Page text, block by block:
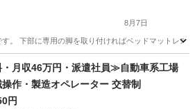
8月7日
。 下部に専用の脚を取り付ければベッドマットレ
寝具
月収46万円・派遣社員≫自動車系工場
作・製造オペレーター 交替制
円